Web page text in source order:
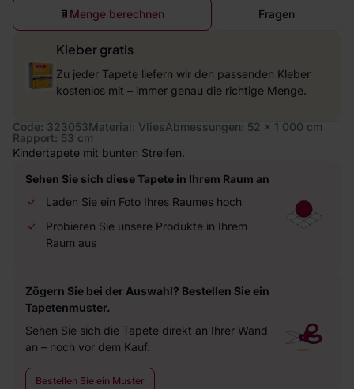
Menge berechnen Fragen
Kleber gratis
Zu jeder Tapete liefern wir den passenden Kleber
kostenlos mit – immer genau die richtige Menge.
Code: 323053Material: VliesAbmessungen: 52 x 1 000 cm
Rapport: 53 cm
Kindertapete mit bunten Streifen.
Sehen Sie sich diese Tapete in Ihrem Raum an
Laden Sie ein Foto Ihres Raumes hoch
Probieren Sie unsere Produkte in Ihrem
Raum aus
Zögern Sie bei der Auswahl? Bestellen Sie ein
Tapetenmuster.
Sehen Sie sich die Tapete direkt an Ihrer Wand
an – noch vor dem Kauf.
Bestellen Sie ein Muster